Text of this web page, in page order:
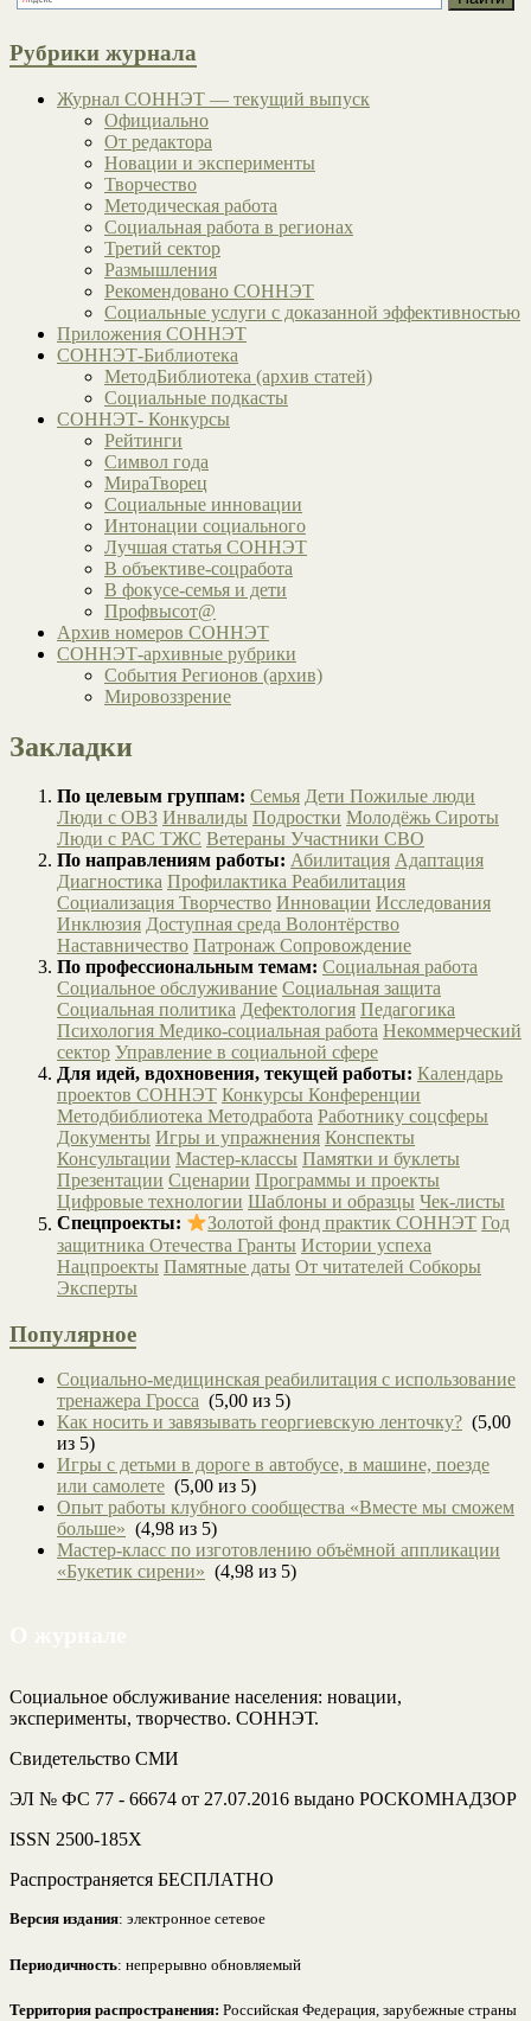
Рубрики журнала
Журнал СОННЭТ — текущий выпуск
Официально
От редактора
Новации и эксперименты
Творчество
Методическая работа
Социальная работа в регионах
Третий сектор
Размышления
Рекомендовано СОННЭТ
Социальные услуги с доказанной эффективностью
Приложения СОННЭТ
СОННЭТ-Библиотека
МетодБиблиотека (архив статей)
Социальные подкасты
СОННЭТ- Конкурсы
Рейтинги
Символ года
МираТворец
Социальные инновации
Интонации социального
Лучшая статья СОННЭТ
В объективе-соцработа
В фокусе-семья и дети
Профвысот@
Архив номеров СОННЭТ
СОННЭТ-архивные рубрики
События Регионов (архив)
Мировоззрение
Закладки
По целевым группам: Семья Дети Пожилые люди
Люди с ОВЗ Инвалиды Подростки Молодёжь Сироты
Люди с РАС ТЖС Ветераны Участники СВО
По направлениям работы: Абилитация Адаптация
Диагностика Профилактика Реабилитация
Социализация Творчество Инновации Исследования
Инклюзия Доступная среда Волонтёрство
Наставничество Патронаж Сопровождение
По профессиональным темам: Социальная работа
Социальное обслуживание Социальная защита
Социальная политика Дефектология Педагогика
Психология Медико-социальная работа Некоммерческий
сектор Управление в социальной сфере
Для идей, вдохновения, текущей работы: Календарь
проектов СОННЭТ Конкурсы Конференции
Методбиблиотека Методработа Работнику соцсферы
Документы Игры и упражнения Конспекты
Консультации Мастер-классы Памятки и буклеты
Презентации Сценарии Программы и проекты
Цифровые технологии Шаблоны и образцы Чек-листы
Спецпроекты:
Золотой фонд практик СОННЭТ Год
защитника Отечества Гранты Истории успеха
Нацпроекты Памятные даты От читателей Собкоры
Эксперты
Популярное
Социально-медицинская реабилитация с использование
тренажера Гросса (5,00 из 5)
Как носить и завязывать георгиевскую ленточку? (5,00
из 5)
Игры с детьми в дороге в автобусе, в машине, поезде
или самолете (5,00 из 5)
Опыт работы клубного сообщества «Вместе мы сможем
больше» (4,98 из 5)
Мастер-класс по изготовлению объёмной аппликации
«Букетик сирени» (4,98 из 5)
Социальное обслуживание населения: новации,
эксперименты, творчество. СОННЭТ.
Свидетельство СМИ
ЭЛ № ФС 77 - 66674 от 27.07.2016 выдано РОСКОМНАДЗОР
ISSN 2500-185Х
Распространяется БЕСПЛАТНО
Версия издания: электронное сетевое
Периодичность: непрерывно обновляемый
Территория распространения: Российская Федерация, зарубежные страны